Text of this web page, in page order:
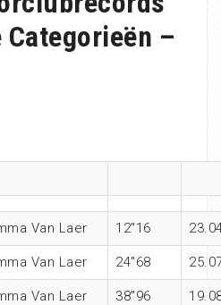
–
Van Laer 12″16
Van Laer 24″68
Van Laer 38″96